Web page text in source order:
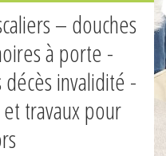
– douches
à porte -
décès invalidité -
travaux pour